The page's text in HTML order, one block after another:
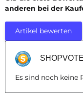
anderen bei der
Artikel bewerten
Es sind noch